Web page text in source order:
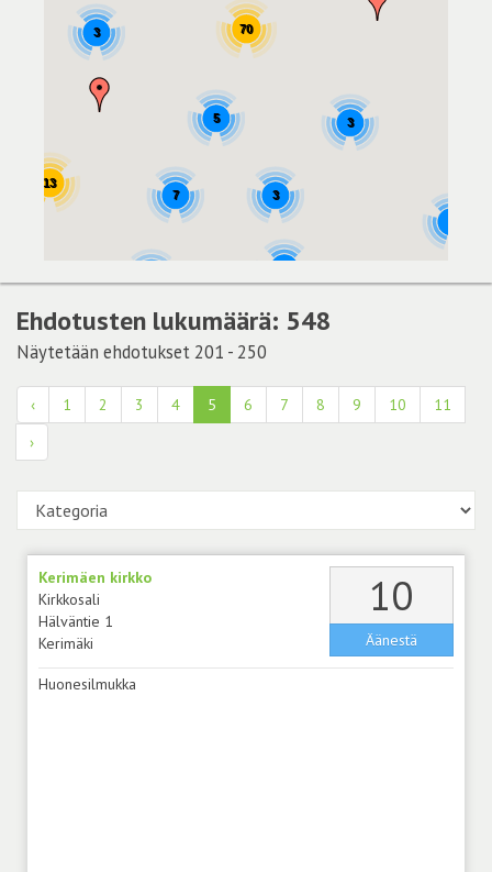
70
13
5 3
3
2
7 3
Ehdotusten lukumäärä: 548
Näytetään ehdotukset 201 - 250
‹ 1 2 3 4 5 6 7 8 9 10
11
›
Kerimäen kirkko
Kirkkosali
Hälväntie 1
Kerimäki
10
Äänestä
Huonesilmukka